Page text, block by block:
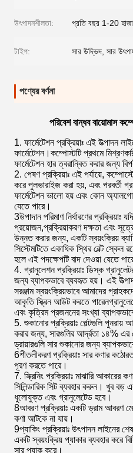
উৎপাদনশীলতা: প্রতি বছর 1-20
টাইপ: সার উদ্ভিদ, সার
পণ্যের বর্ণনা
পরিবেশ বান্ধব বায়োমাস
1. ফার্মেটেশন প্রক্রিয়াঃ এই উত্পাদন
ফার্মেটেশন।কম্পোস্টটি প্রথমে
ফার্মেটেশন হার ত্বরান্বিত করার জন্য
2. পেষণ প্রক্রিয়াঃ এই পর্যায়ে,
করে পুলভারাইজ করা হয়, এবং পরবর্তী
ফার্মেটেশন ভালো হয় এবং কোন
যেতে পারে।
3উপাদান পরিমাণ নির্ধারণের প্রক্রিয়াঃ
প্রয়োজন,প্রক্রিয়াকরণ দক্ষতা এবং
উন্নত করার জন্য, একটি স্বয়ংক্রিয়
সিস্টেমটিতে একাধিক স্থির বেল্ট স্কেল
হলে এই পদক্ষেপটি বাদ দেওয়া যেতে
4. গ্রানুলেশন প্রক্রিয়াঃ ডিস্ক
জন্য ব্যাপকভাবে ব্যবহৃত হয়। এই
সরঞ্জাম স্বয়ংক্রিয়ভাবে আমাদের
আকৃতি স্ক্রিন আউট করতে
এবং কৃত্রিম প্রজননের সংখ্যা
5. শুকানোর প্রক্রিয়াঃ পেল্টগুলি
করার জন্য, সারগুলির আর্দ্রতা ১৪% এর
ড্রায়ারগুলি সার শুকানোর জন্য
6শীতলীকরণ প্রক্রিয়াঃ সার কণার
পূরণ করতে পারে।
7. স্ক্রিনিং প্রক্রিয়াঃ মাঝারি আকারের
সিলিন্ডারিক সিট ব্যবহার করুন। খুব বড়
ধুলোযুক্ত এবং গ্রানুলেটেড হবে।
8আবরণ প্রক্রিয়াঃ একটি ড্রাম আবরণ
কণা আটকে না যায়।
9প্যাকিং প্রক্রিয়াঃ উৎপাদন লাইনের
একটি স্বয়ংক্রিয় প্যাকার ব্যবহার করে
সার প্যাক করে।